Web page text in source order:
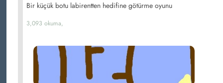
Bir küçük botu labirentten hedifine götürme oyunu
3,093 okuma,